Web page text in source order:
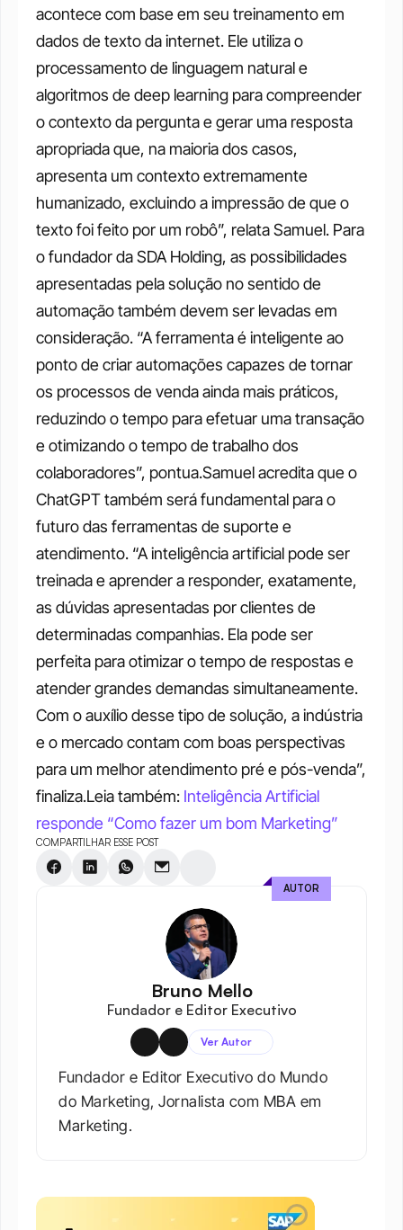
acontece com base em seu treinamento em
dados de texto da internet. Ele utiliza o
processamento de linguagem natural e
algoritmos de deep learning para compreender
o contexto da pergunta e gerar uma resposta
apropriada que, na maioria dos casos,
apresenta um contexto extremamente
humanizado, excluindo a impressão de que o
texto foi feito por um robô”, relata Samuel. Para
o fundador da SDA Holding, as possibilidades
apresentadas pela solução no sentido de
automação também devem ser levadas em
consideração. “A ferramenta é inteligente ao
ponto de criar automações capazes de tornar
os processos de venda ainda mais práticos,
reduzindo o tempo para efetuar uma transação
e otimizando o tempo de trabalho dos
colaboradores”, pontua.Samuel acredita que o
ChatGPT também será fundamental para o
futuro das ferramentas de suporte e
atendimento. “A inteligência artificial pode ser
treinada e aprender a responder, exatamente,
as dúvidas apresentadas por clientes de
determinadas companhias. Ela pode ser
perfeita para otimizar o tempo de respostas e
atender grandes demandas simultaneamente.
Com o auxílio desse tipo de solução, a indústria
e o mercado contam com boas perspectivas
para um melhor atendimento pré e pós-venda”,
finaliza.Leia também: Inteligência Artificial
responde “Como fazer um bom Marketing”
COMPARTILHAR ESSE POST
Bruno Mello
Fundador e Editor Executivo
Ver Autor
Fundador e Editor Executivo do Mundo
do Marketing, Jornalista com MBA em
Marketing.
AUTOR